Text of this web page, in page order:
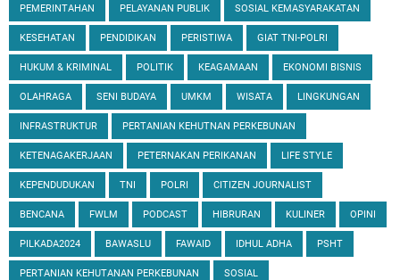
PEMERINTAHAN PELAYANAN PUBLIK SOSIAL KEMASYARAKATAN
KESEHATAN PENDIDIKAN PERISTIWA GIAT TNI-POLRI
HUKUM & KRIMINAL POLITIK KEAGAMAAN EKONOMI BISNIS
OLAHRAGA SENI BUDAYA UMKM WISATA LINGKUNGAN
INFRASTRUKTUR PERTANIAN KEHUTNAN PERKEBUNAN
KETENAGAKERJAAN PETERNAKAN PERIKANAN LIFE STYLE
KEPENDUDUKAN TNI POLRI CITIZEN JOURNALIST
BENCANA FWLM PODCAST HIBRURAN KULINER OPINI
PILKADA2024 BAWASLU FAWAID IDHUL ADHA PSHT
PERTANIAN KEHUTANAN PERKEBUNAN SOSIAL